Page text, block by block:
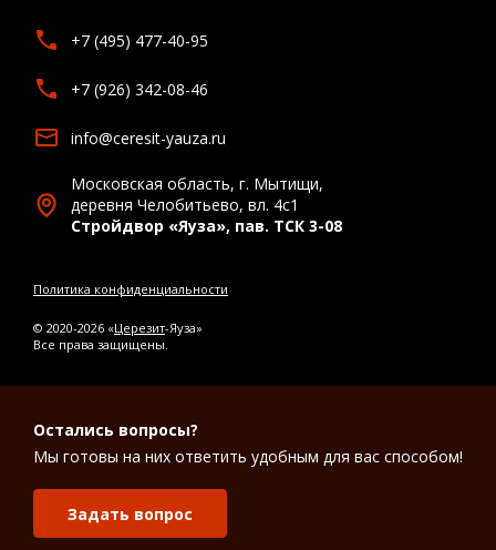
+7 (495) 477-40-95
+7 (926) 342-08-46
info@ceresit-yauza.ru
Московская область, г. Мытищи,
деревня Челобитьево, вл. 4с1
Стройдвор «Яуза», пав. ТСК 3-08
Политика конфиденциальности
© 2020-2026 «Церезит-Яуза»
Все права защищены.
Остались вопросы?
Мы готовы на них ответить удобным для вас способом!
Задать вопрос